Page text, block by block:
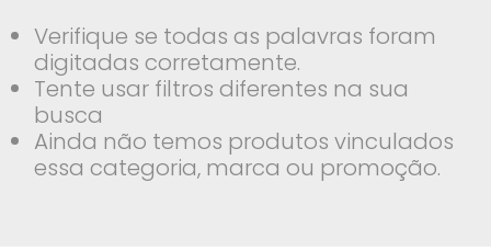
Verifique se todas as palavras foram
digitadas corretamente.
Tente usar filtros diferentes na sua
busca
Ainda não temos produtos vinculados
essa categoria, marca ou promoção.